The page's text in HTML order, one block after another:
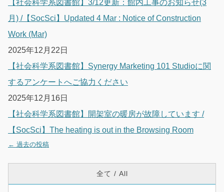
【社会科学系図書館】3/12更新：館内工事のお知らせ(3
月) /【SocSci】Updated 4 Mar : Notice of Construction
Work (Mar)
2025年12月22日
【社会科学系図書館】Synergy Marketing 101 Studioに関
するアンケートへご協力ください
2025年12月16日
【社会科学系図書館】開架室の暖房が故障しています /
【SocSci】The heating is out in the Browsing Room
投稿ナビゲーション
← 過去の投稿
全て / All